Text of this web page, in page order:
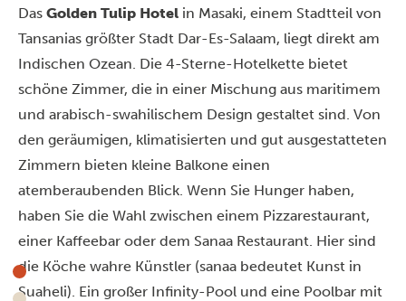
Das Golden Tulip Hotel in Masaki, einem Stadtteil von
Tansanias größter Stadt Dar-Es-Salaam, liegt direkt am
Indischen Ozean. Die 4-Sterne-Hotelkette bietet
schöne Zimmer, die in einer Mischung aus maritimem
und arabisch-swahilischem Design gestaltet sind. Von
den geräumigen, klimatisierten und gut ausgestatteten
Zimmern bieten kleine Balkone einen
atemberaubenden Blick. Wenn Sie Hunger haben,
haben Sie die Wahl zwischen einem Pizzarestaurant,
einer Kaffeebar oder dem Sanaa Restaurant. Hier sind
die Köche wahre Künstler (sanaa bedeutet Kunst in
Suaheli). Ein großer Infinity-Pool und eine Poolbar mit